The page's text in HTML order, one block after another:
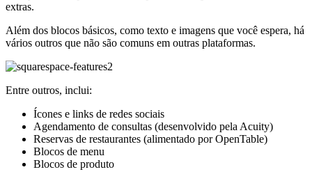
extras.
Além dos blocos básicos, como texto e imagens que você espera, há
vários outros que não são comuns em outras plataformas.
Entre outros, inclui:
Ícones e links de redes sociais
Agendamento de consultas (desenvolvido pela Acuity)
Reservas de restaurantes (alimentado por OpenTable)
Blocos de menu
Blocos de produto